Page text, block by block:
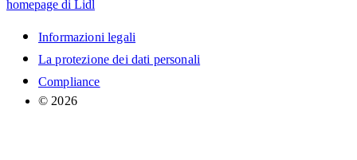
homepage di Lidl
Informazioni legali
La protezione dei dati personali
Compliance
© 2026